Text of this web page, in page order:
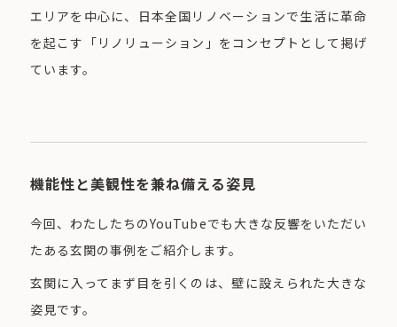
エリアを中心に、日本全国リノベーションで生活に革命
を起こす「リノリューション」をコンセプトとして掲げ
ています。
機能性と美観性を兼ね備える姿見
今回、わたしたちのYouTubeでも大きな反響をいただい
たある玄関の事例をご紹介します。
玄関に入ってまず目を引くのは、壁に設えられた大きな
姿見です。